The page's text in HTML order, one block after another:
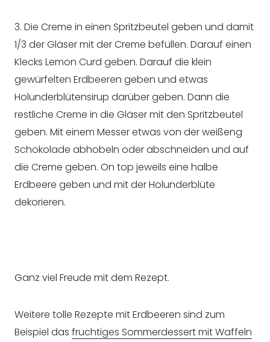
3. Die Creme in einen Spritzbeutel geben und damit
1/3 der Gläser mit der Creme befüllen. Darauf einen
Klecks Lemon Curd geben. Darauf die klein
gewürfelten Erdbeeren geben und etwas
Holunderblütensirup darüber geben. Dann die
restliche Creme in die Gläser mit den Spritzbeutel
geben. Mit einem Messer etwas von der weißeng
Schokolade abhobeln oder abschneiden und auf
die Creme geben. On top jeweils eine halbe
Erdbeere geben und mit der Holunderblüte
dekorieren.
Ganz viel Freude mit dem Rezept.
Weitere tolle Rezepte mit Erdbeeren sind zum
Beispiel das fruchtiges Sommerdessert mit Waffeln